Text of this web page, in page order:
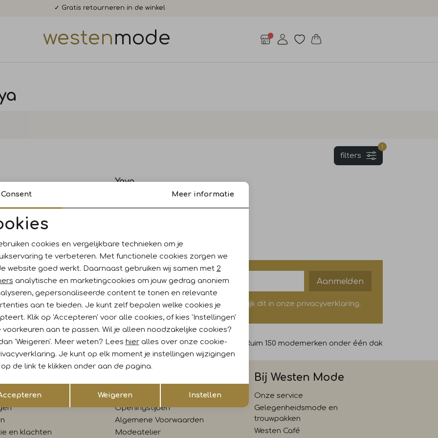
✓ Gratis retourneren in de winkel
westenmode
1
filters
Yaya
179,95
gelijk €5,- korting!* Niet
Aanmelden
Hoe wij met jouw data omgaan? Bekijk dit in onze privacyverklaring.
uur besteld, morgen in huis Gratis verzending vanaf €69,- Ruim 150 modemerken onder één dak
en klachten
Winkel
Openingstijden
Algemene Voorwaarden
Modeatelier
Bij Westen Mode
Onze service
Gelegenheidsmode en
trouwpakken
Westen Café
Noodzakelijke cookies
cookies Marketing cookies
Opslaan
Consent Meer informatie
cookies en vergelijkbare technieken om je
te verbeteren. Met functionele cookies zorgen we
website goed werkt. Daarnaast gebruiken wij samen met 2
analytische en marketingcookies om jouw gedrag anoniem
gepersonaliseerde content te tonen en relevante
aan te bieden. Je kunt zelf bepalen welke cookies je
Klik op 'Accepteren' voor alle cookies, of kies 'Instellingen'
voorkeuren aan te passen. Wil je alleen noodzakelijke cookies?
'Weigeren'. Meer weten? Lees hieralles over onze cookie-
Je kunt op elk moment je instellingen wijzigingen
de link te klikken onder aan de pagina.
Weigeren Instellen